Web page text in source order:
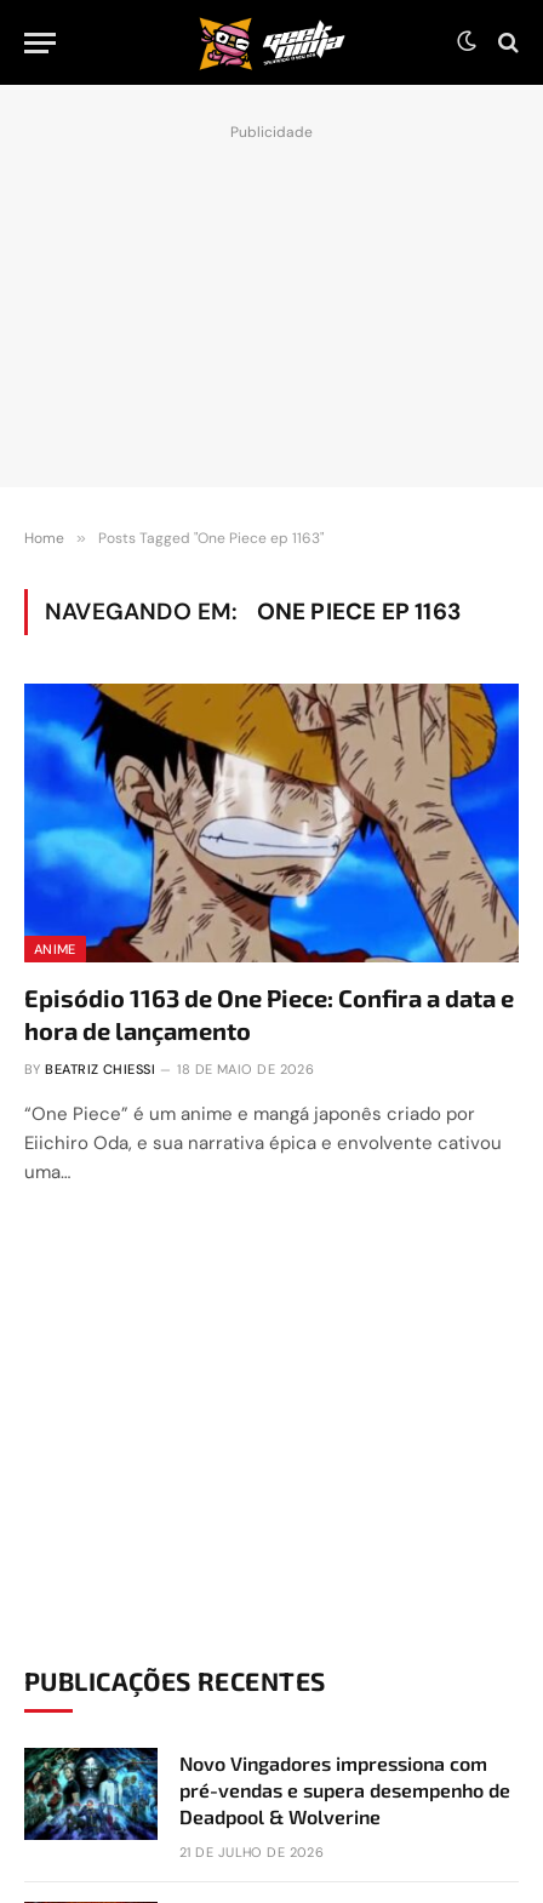
Publicidade
Home » Posts Tagged "One Piece ep 1163"
NAVEGANDO EM: ONE PIECE EP 1163
ANIME
Episódio 1163 de One Piece: Confira a data e
hora de lançamento
BY BEATRIZ CHIESSI 18 DE MAIO DE 2026
“One Piece” é um anime e mangá japonês criado por
Eiichiro Oda, e sua narrativa épica e envolvente cativou
uma…
PUBLICAÇÕES RECENTES
Novo Vingadores impressiona com
pré-vendas e supera desempenho de
Deadpool & Wolverine
21 DE JULHO DE 2026